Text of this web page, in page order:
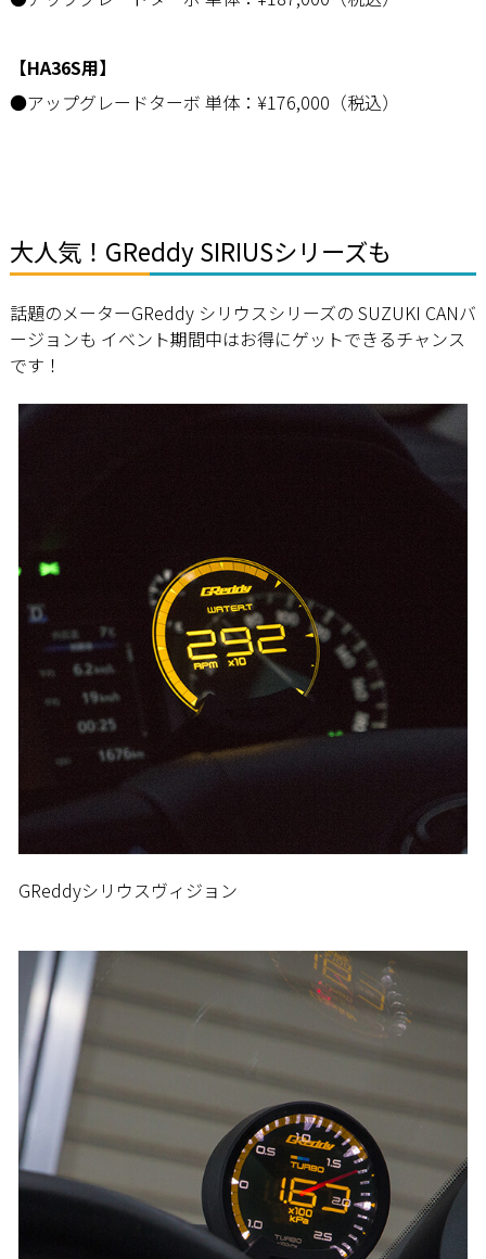
【HA36S用】
●アップグレードターボ 単体：¥176,000（税込）
大人気！GReddy SIRIUSシリーズも
話題のメーターGReddy シリウスシリーズの SUZUKI CANバ
ージョンも イベント期間中はお得にゲットできるチャンス
です！
GReddyシリウスヴィジョン